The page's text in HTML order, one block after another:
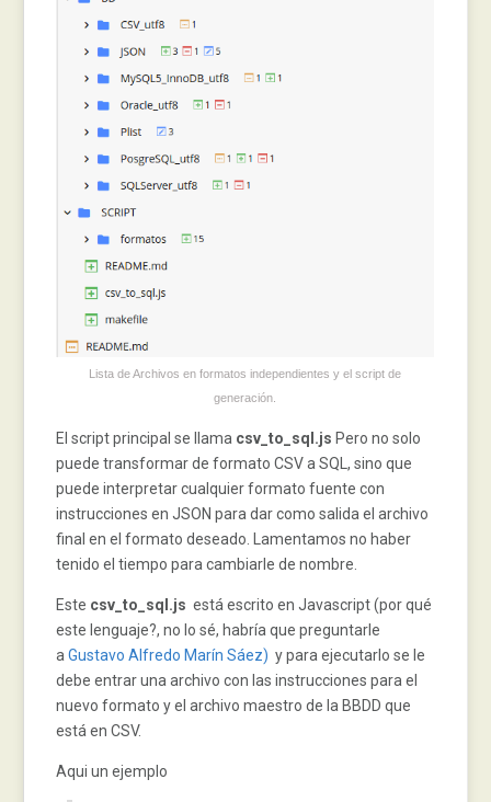
Lista de Archivos en formatos independientes y el script de
generación.
El script principal se llama csv_to_sql.js Pero no solo
puede transformar de formato CSV a SQL, sino que
puede interpretar cualquier formato fuente con
instrucciones en JSON para dar como salida el archivo
final en el formato deseado. Lamentamos no haber
tenido el tiempo para cambiarle de nombre.
Este csv_to_sql.js está escrito en Javascript (por qué
este lenguaje?, no lo sé, habría que preguntarle
aGustavo Alfredo Marín Sáez) y para ejecutarlo se le
debe entrar una archivo con las instrucciones para el
nuevo formato y el archivo maestro de la BBDD que
está en CSV.
Aqui un ejemplo